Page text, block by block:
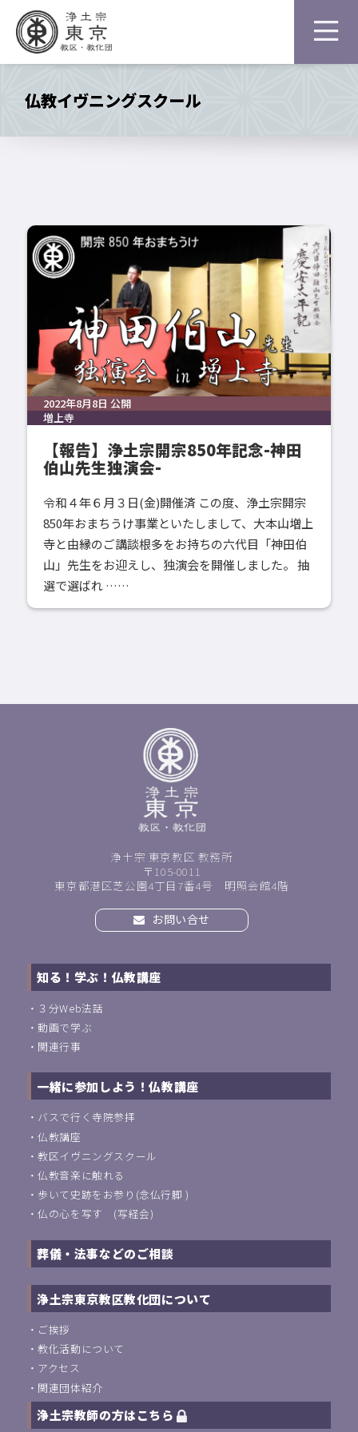
仏教イヴニングスクール
【報告】浄土宗開宗850年記念-神田
伯山先生独演会-
令和４年６月３日(金)開催済 この度、浄土宗開宗
850年おまちうけ事業といたしまして、大本山増上
寺と由縁のご講談根多をお持ちの六代目「神田伯
山」先生をお迎えし、独演会を開催しました。 抽
選で選ばれ ……
2022年8月8日 公開
増上寺
浄土宗 東京教区 教務所
〒105-0011
東京都港区芝公園4丁目7番4号 明照会館4階
お問い合せ
知る！学ぶ！仏教講座
・ ３分Web法話
・動画で学ぶ
・ 関連行事
一緒に参加しよう！仏教講座
・ バスで行く寺院参拝
・仏教講座
・教区イヴニングスクール
・仏教音楽に触れる
・ 歩いて史跡をお参り(念仏行脚 )
・仏の心を写す (写経会)
葬儀・法事などのご相談
浄土宗東京教区教化団について
・ ご挨拶
・教化活動について
・ アクセス
・ 関連団体紹介
浄土宗教師の方はこちら